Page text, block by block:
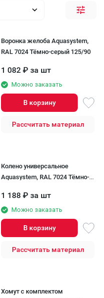
Воронка желоба Aquasystem,
RAL 7024 Тёмно-серый 125/90
1 082 ₽ за шт
Можно заказать
В корзину
Рассчитать материал
Колено универсальное
Aquasystem, RAL 7024 Тёмно-
1 188 ₽ за шт
Можно заказать
В корзину
Рассчитать материал
Хомут с комплектом